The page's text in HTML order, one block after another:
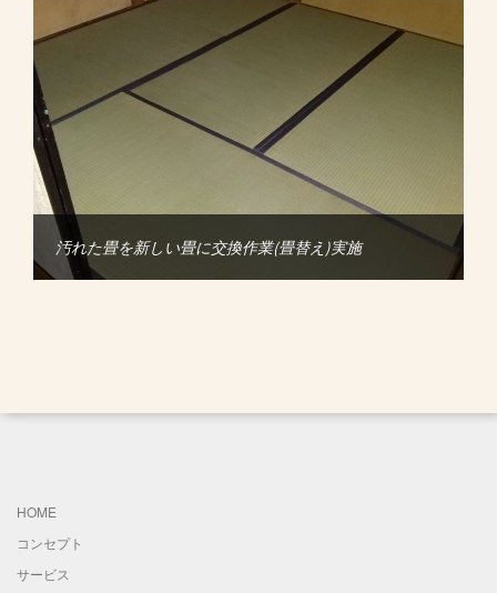
汚れた畳を新しい畳に交換作業(畳替え)実施
HOME
コンセプト
サービス